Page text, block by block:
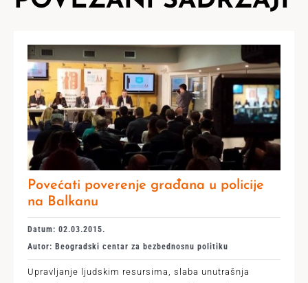
Povećati poverenje građana u policije
na Balkanu
Datum: 02.03.2015.
Autor: Beogradski centar za bezbednosnu politiku
Upravljanje ljudskim resursima, slaba unutrašnja